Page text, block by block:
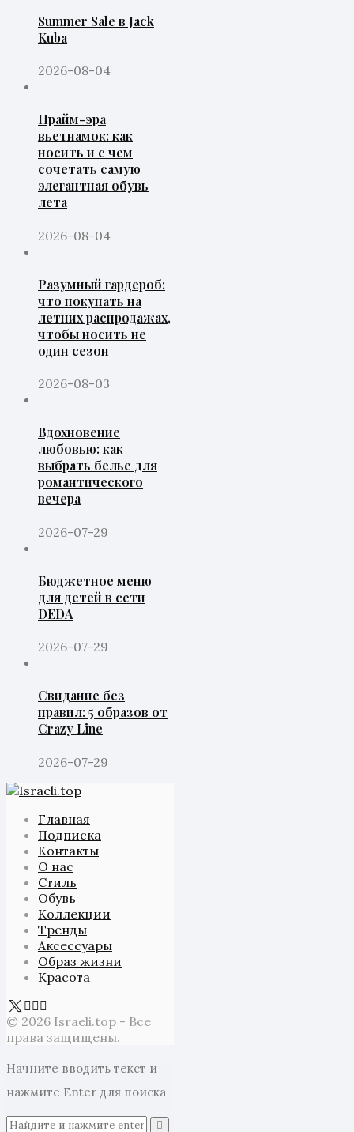
Summer Sale в Jack
Kuba
2026-08-04
Прайм-эра
вьетнамок: как
носить и с чем
сочетать самую
элегантная обувь
лета
2026-08-04
Разумный гардероб:
что покупать на
летних распродажах,
чтобы носить не
один сезон
2026-08-03
Вдохновение
любовью: как
выбрать белье для
романтического
вечера
2026-07-29
Бюджетное меню
для детей в сети
DEDA
2026-07-29
Свидание без
правил: 5 образов от
Crazy Line
2026-07-29
Главная
Подписка
Контакты
О нас
Стиль
Обувь
Коллекции
Тренды
Аксессуары
Образ жизни
Красота
© 2026 Israeli.top - Все
права защищены.
Начните вводить текст и
нажмите Enter для поиска